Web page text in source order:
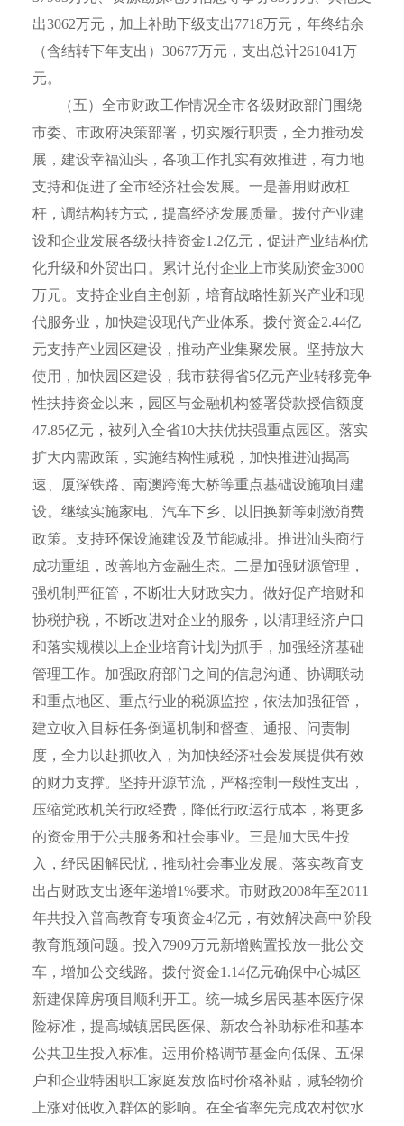
出3062万元，加上补助下级支出7718万元，年终结余
（含结转下年支出） 30677万元，支出总计261041万
元。
（五）全市财政工作情况全市各级财政部门围绕
市委、市政府决策部署，切实履行职责，全力推动发
展，建设幸福汕头，各项工作扎实有效推进，有力地
支持和促进了全市经济社会发展。一是善用财政杠
杆，调结构转方式，提高经济发展质量。拨付产业建
设和企业发展各级扶持资金1.2亿元，促进产业结构优
化升级和外贸出口。累计兑付企业上市奖励资金3000
万元。支持企业自主创新，培育战略性新兴产业和现
代服务业，加快建设现代产业体系。拨付资金2.44亿
元支持产业园区建设，推动产业集聚发展。坚持放大
使用，加快园区建设，我市获得省5亿元产业转移竞争
性扶持资金以来，园区与金融机构签署贷款授信额度
47.85亿元，被列入全省10大扶优扶强重点园区。落实
扩大内需政策，实施结构性减税，加快推进汕揭高
速、厦深铁路、南澳跨海大桥等重点基础设施项目建
设。继续实施家电、汽车下乡、以旧换新等刺激消费
政策。支持环保设施建设及节能减排。推进汕头商行
成功重组，改善地方金融生态。二是加强财源管理，
强机制严征管，不断壮大财政实力。做好促产培财和
协税护税，不断改进对企业的服务，以清理经济户口
和落实规模以上企业培育计划为抓手，加强经济基础
管理工作。加强政府部门之间的信息沟通、协调联动
和重点地区、重点行业的税源监控，依法加强征管，
建立收入目标任务倒逼机制和督查、通报、问责制
度，全力以赴抓收入，为加快经济社会发展提供有效
的财力支撑。坚持开源节流，严格控制一般性支出，
压缩党政机关行政经费，降低行政运行成本，将更多
的资金用于公共服务和社会事业。三是加大民生投
入，纾民困解民忧，推动社会事业发展。落实教育支
出占财政支出逐年递增1%要求。市财政2008年至2011
年共投入普高教育专项资金4亿元，有效解决高中阶段
教育瓶颈问题。投入 7909万元新增购置投放一批公交
车，增加公交线路。拨付资金1.14亿元确保中心城区
新建保障房项目顺利开工。统一城乡居民基本医疗保
险标准，提高城镇居民医保、新农合补助标准和基本
公共卫生投入标准。运用价格调节基金向低保、五保
户和企业特困职工家庭发放临时价格补贴，减轻物价
上涨对低收入群体的影响。在全省率先完成农村饮水